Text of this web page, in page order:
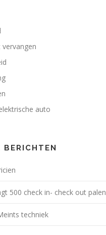
vervangen
auto
BERICHTEN
500 check in- check out palen
techniek